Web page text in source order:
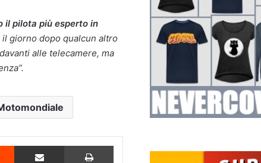
il pilota più esperto in
il giorno dopo qualcun altro
alle telecamere, ma
Reddit Condividi via Email Stampa